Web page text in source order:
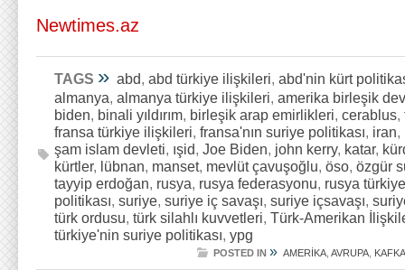
Newtimes.az
TAGS » abd, abd türkiye ilişkileri, abd'nin kürt
almanya, almanya türkiye ilişkileri, amerika birleşik
biden, binali yıldırım, birleşik arap emirlikleri, cerablus,
fransa türkiye ilişkileri, fransa'nın suriye politikası, iran,
şam islam devleti, ışid, Joe Biden, john kerry, katar,
kürtler, lübnan, manset, mevlüt çavuşoğlu, öso, özgür
tayyip erdoğan, rusya, rusya federasyonu, rusya
politikası, suriye, suriye iç savaşı, suriye içsavaşı,
türk ordusu, türk silahlı kuvvetleri, Türk-Amerikan
türkiye'nin suriye politikası, ypg
POSTED IN » AMERİKA AVRUPA